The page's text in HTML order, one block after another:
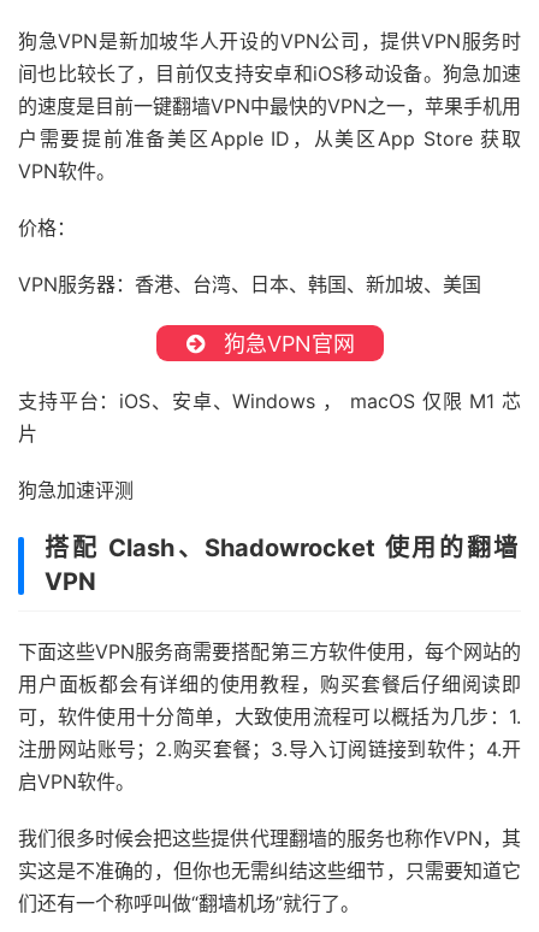
狗急VPN是新加坡华人开设的VPN公司，提供VPN服务时
间也比较长了，目前仅支持安卓和iOS移动设备。狗急加速
的速度是目前一键翻墙VPN中最快的VPN之一，苹果手机用
户需要提前准备美区Apple ID，从美区App Store 获取
VPN软件。
价格：
VPN服务器：香港、台湾、日本、韩国、新加坡、美国
狗急VPN官网
支持平台：iOS、安卓、Windows ， macOS 仅限 M1 芯
片
狗急加速评测
搭配 Clash、Shadowrocket 使用的翻墙
VPN
下面这些VPN服务商需要搭配第三方软件使用，每个网站的
用户面板都会有详细的使用教程，购买套餐后仔细阅读即
可，软件使用十分简单，大致使用流程可以概括为几步：1.
注册网站账号；2.购买套餐；3.导入订阅链接到软件；4.开
启VPN软件。
我们很多时候会把这些提供代理翻墙的服务也称作VPN，其
实这是不准确的，但你也无需纠结这些细节，只需要知道它
们还有一个称呼叫做“翻墙机场”就行了。